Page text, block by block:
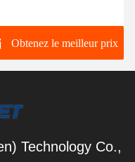
1460MHz, débit de
82Mbps et boîtier
IP67
Obtenez le meilleur prix
Technology Co.,